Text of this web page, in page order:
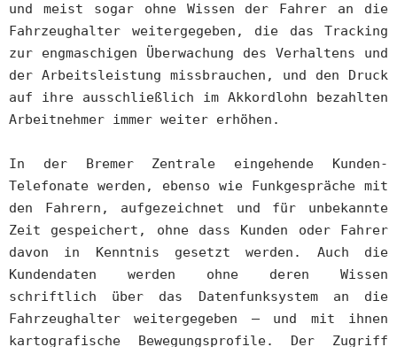
und meist sogar ohne Wissen der Fahrer an die
Fahrzeughalter weitergegeben, die das Tracking
zur engmaschigen Überwachung des Verhaltens und
der Arbeitsleistung missbrauchen, und den Druck
auf ihre ausschließlich im Akkordlohn bezahlten
Arbeitnehmer immer weiter erhöhen.
In der Bremer Zentrale eingehende Kunden-
Telefonate werden, ebenso wie Funkgespräche mit
den Fahrern, aufgezeichnet und für unbekannte
Zeit gespeichert, ohne dass Kunden oder Fahrer
davon in Kenntnis gesetzt werden. Auch die
Kundendaten werden ohne deren Wissen
schriftlich über das Datenfunksystem an die
Fahrzeughalter weitergegeben – und mit ihnen
kartografische Bewegungsprofile. Der Zugriff